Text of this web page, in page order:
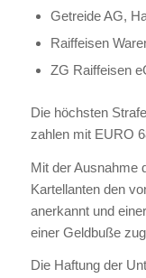
Getreide AG,
Raiffeisen
ZG Raiffeisen
Die höchsten
zahlen mit EURO
Mit der Ausnahme
Kartellanten den
anerkannt und
einer Geldbuße
Die Haftung der